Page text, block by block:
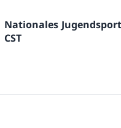
Nationales
CST